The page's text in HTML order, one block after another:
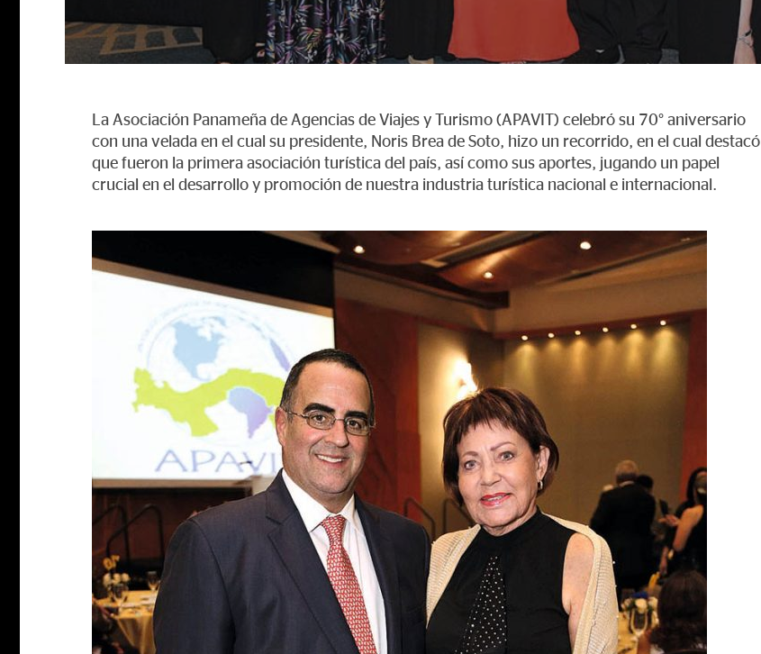
La Asociación Panameña de Agencias de Viajes y Turismo (APAVIT) celebró su 70° aniversario
con una velada en el cual su presidente, Noris Brea de Soto, hizo un recorrido, en el cual destacó
que fueron la primera asociación turística del país, así como sus aportes, jugando un papel
crucial en el desarrollo y promoción de nuestra industria turística nacional e internacional.